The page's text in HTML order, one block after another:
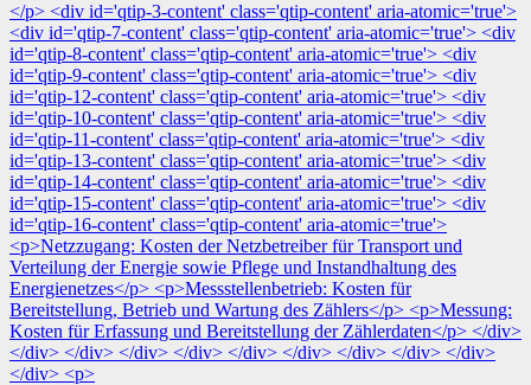
</p> <div id='qtip-3-content' class='qtip-content' aria-atomic='true'>
<div id='qtip-7-content' class='qtip-content' aria-atomic='true'> <div
id='qtip-8-content' class='qtip-content' aria-atomic='true'> <div
id='qtip-9-content' class='qtip-content' aria-atomic='true'> <div
id='qtip-12-content' class='qtip-content' aria-atomic='true'> <div
id='qtip-10-content' class='qtip-content' aria-atomic='true'> <div
id='qtip-11-content' class='qtip-content' aria-atomic='true'> <div
id='qtip-13-content' class='qtip-content' aria-atomic='true'> <div
id='qtip-14-content' class='qtip-content' aria-atomic='true'> <div
id='qtip-15-content' class='qtip-content' aria-atomic='true'> <div
id='qtip-16-content' class='qtip-content' aria-atomic='true'>
<p>Netzzugang: Kosten der Netzbetreiber für Transport und
Verteilung der Energie sowie Pflege und Instandhaltung des
Energienetzes</p> <p>Messstellenbetrieb: Kosten für
Bereitstellung, Betrieb und Wartung des Zählers</p> <p>Messung:
Kosten für Erfassung und Bereitstellung der Zählerdaten</p> </div>
</div> </div> </div> </div> </div> </div> </div> </div> </div>
</div> <p>